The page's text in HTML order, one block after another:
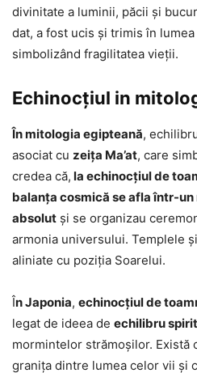
divinitate a luminii, păcii şi
dat, a fost ucis şi trimis în
simbolizând fragilitatea vieţii.
Echinocţiul in
În mitologia egipteană,
asociat cu zeița Ma’at, care
credea că, la echinocțiul de
balanța cosmică se afla într-
absolut şi se organizau
armonia universului. Templele
aliniate cu poziția Soarelui.
În Japonia, echinocțiul de
legat de ideea de echilibru
mormintelor strămoșilor. Există
granița dintre lumea celor vii și